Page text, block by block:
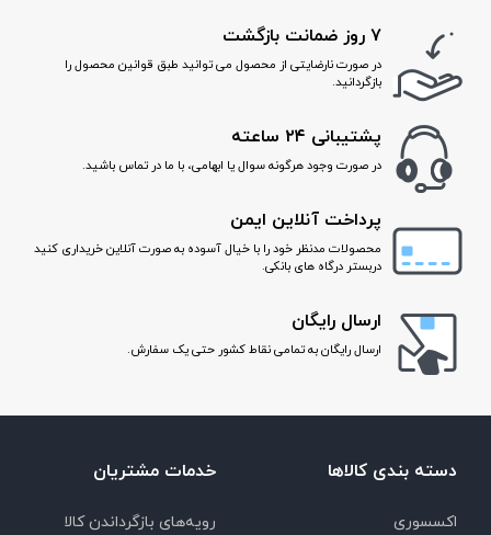
۷ روز ضمانت بازگشت
در صورت نارضایتی از محصول می توانید طبق قوانین محصول را
بازگردانید.
پشتیبانی ۲۴ ساعته
در صورت وجود هرگونه سوال یا ابهامی، با ما در تماس باشید.
پرداخت آنلاین ایمن
محصولات مدنظر خود را با خیال آسوده به صورت آنلاین خریداری کنید
دربستر درگاه های بانکی.
ارسال رایگان
ارسال رایگان به تمامی نقاط کشور حتی یک سفارش.
دسته بندی کالاها
اکسسوری
خدمات مشتریان
رویه‌های بازگرداندن کالا